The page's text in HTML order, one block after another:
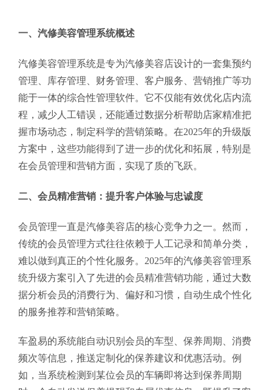
一、汽修美容管理系统概述
汽修美容管理系统是专为汽修美容店设计的一套集预约
管理、库存管理、财务管理、客户服务、营销推广等功
能于一体的综合性管理软件。它不仅能有效优化店内流
程，减少人工错误，还能通过数据分析帮助店家精准把
握市场动态，制定科学的营销策略。在2025年的升级版
方案中，这些功能得到了进一步的优化和拓展，特别是
在会员管理和营销方面，实现了质的飞跃。
二、会员精准营销：提升客户体验与忠诚度
会员管理一直是汽修美容店的核心竞争力之一。然而，
传统的会员管理方式往往依赖于人工记录和简单分类，
难以做到真正的个性化服务。2025年的汽修美容管理系
统升级方案引入了先进的会员精准营销功能，通过大数
据分析会员的消费行为、偏好和习惯，自动生成个性化
的服务推荐和营销策略。
车盈易的系统能自动识别会员的车型、保养周期、消费
频次等信息，推送定制化的保养建议和优惠活动。例
如，当系统检测到某位会员的车辆即将达到保养周期